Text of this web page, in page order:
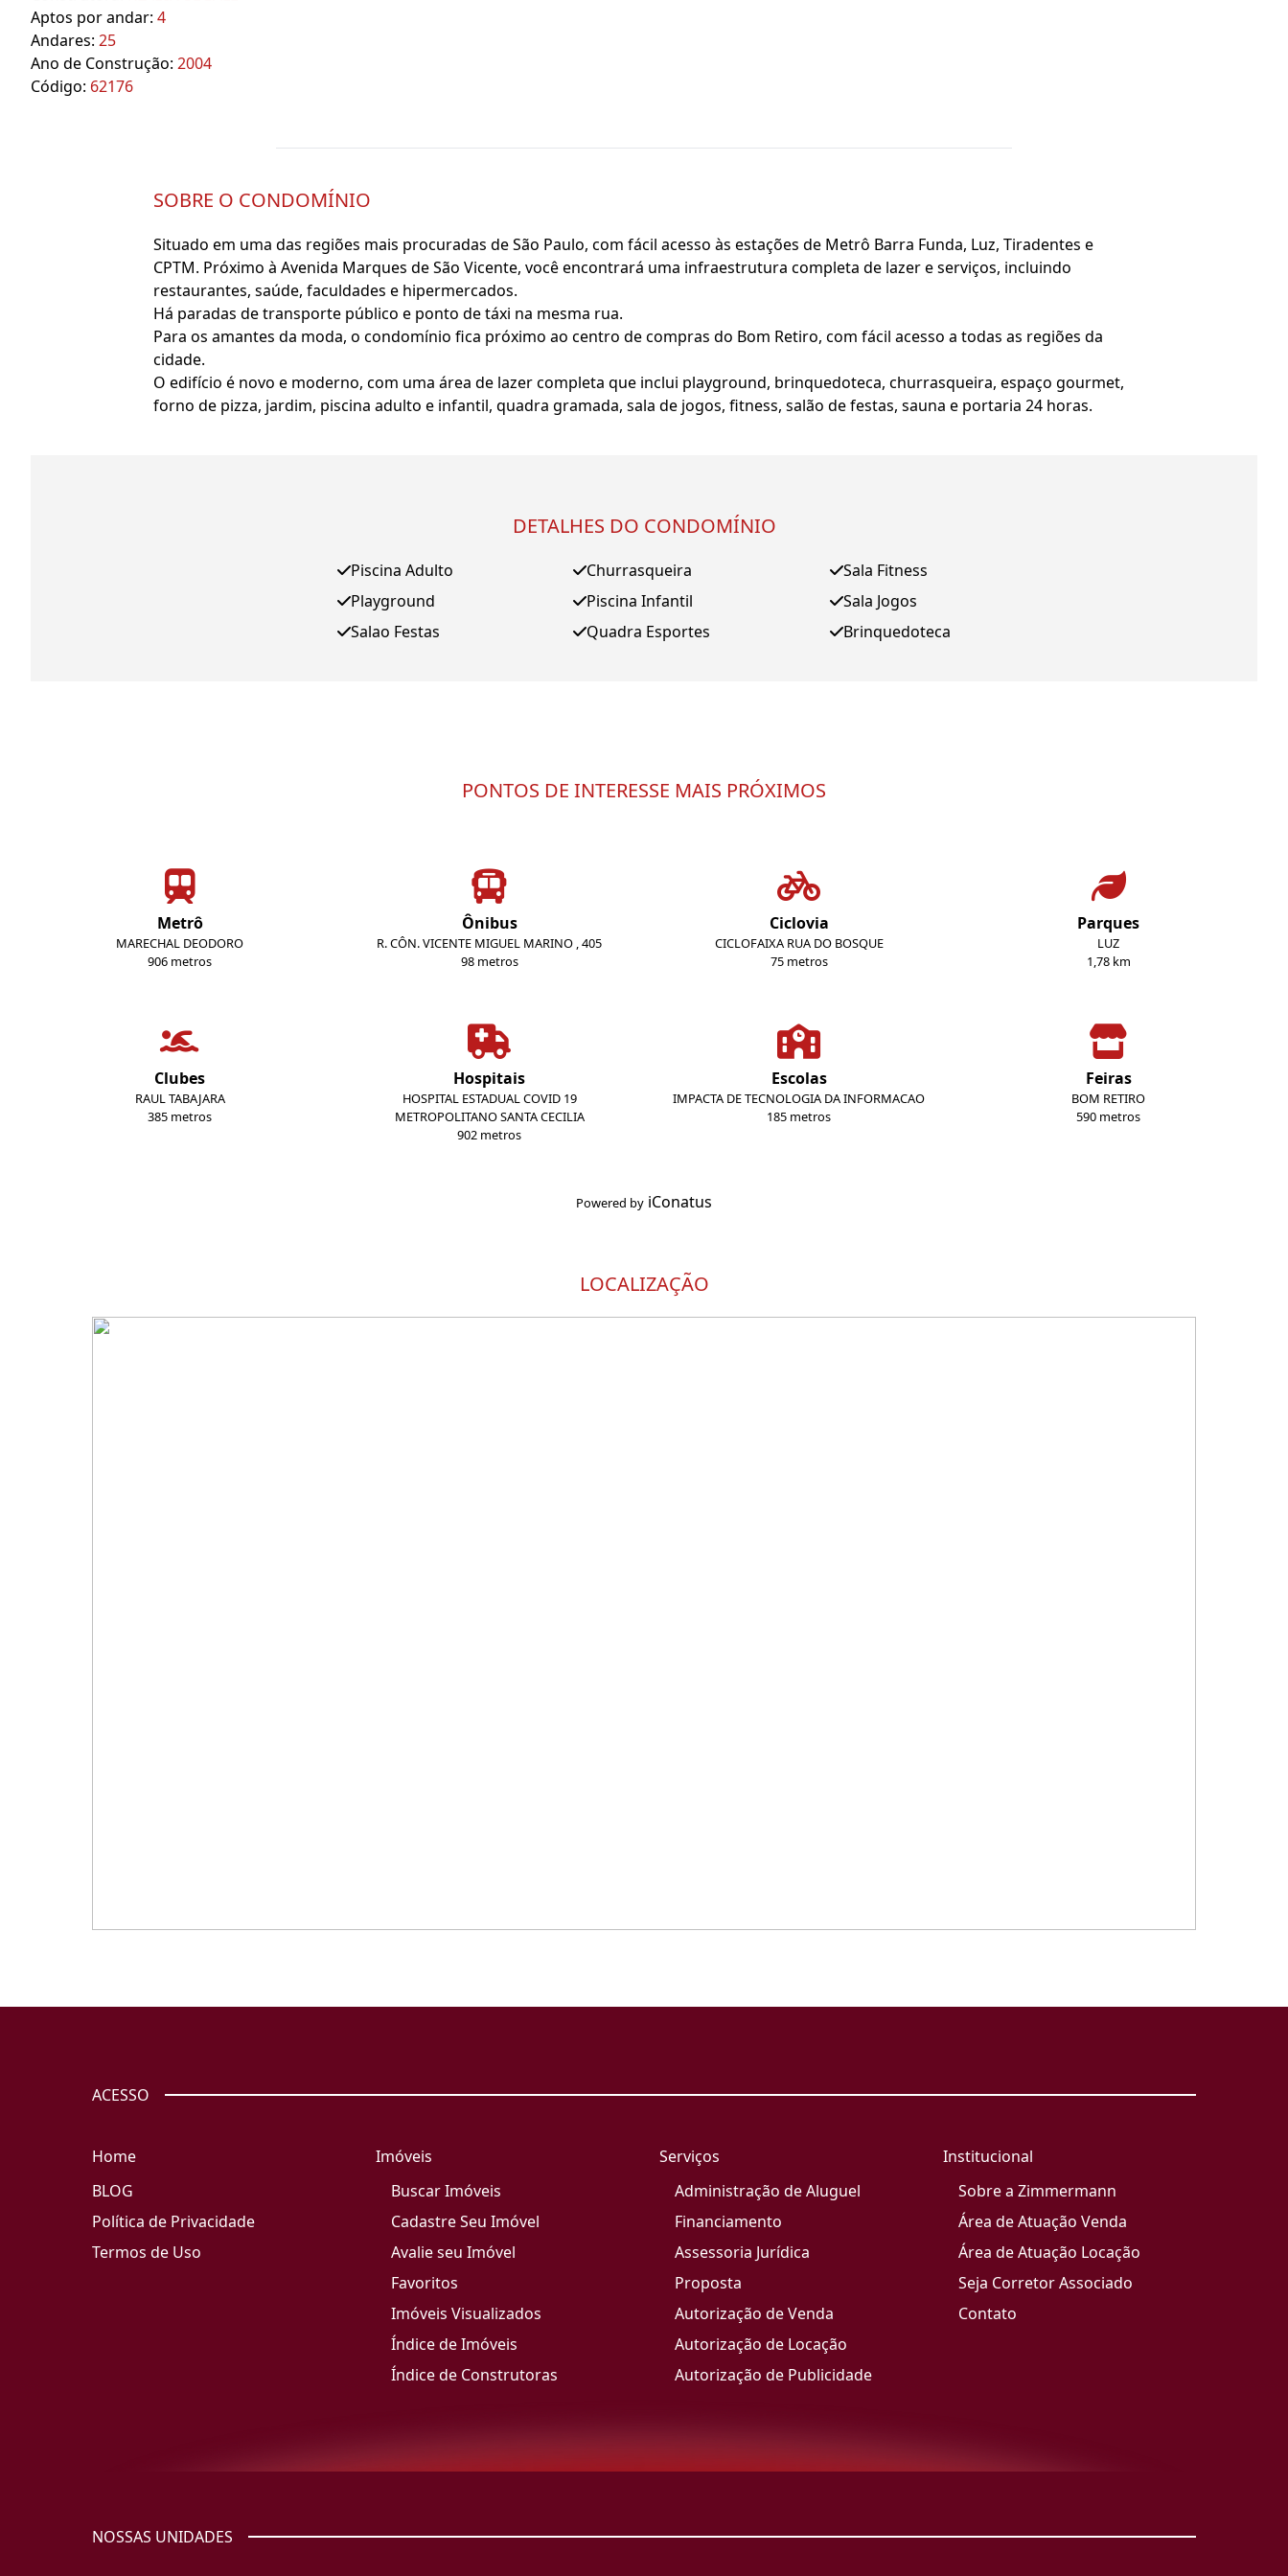
Aptos por andar: 4
Andares: 25
Ano de Construção: 2004
Código: 62176
SOBRE O CONDOMÍNIO
Situado em uma das regiões mais procuradas de São Paulo, com fácil acesso às estações de Metrô Barra Funda, Luz, Tiradentes e
CPTM. Próximo à Avenida Marques de São Vicente, você encontrará uma infraestrutura completa de lazer e serviços, incluindo
restaurantes, saúde, faculdades e hipermercados.
Há paradas de transporte público e ponto de táxi na mesma rua.
Para os amantes da moda, o condomínio fica próximo ao centro de compras do Bom Retiro, com fácil acesso a todas as regiões da
cidade.
O edifício é novo e moderno, com uma área de lazer completa que inclui playground, brinquedoteca, churrasqueira, espaço gourmet,
forno de pizza, jardim, piscina adulto e infantil, quadra gramada, sala de jogos, fitness, salão de festas, sauna e portaria 24 horas.
DETALHES DO CONDOMÍNIO
Piscina Adulto
Playground
Salao Festas
Churrasqueira
Piscina Infantil
Quadra Esportes
Sala Fitness
Sala Jogos
Brinquedoteca
PONTOS DE INTERESSE MAIS PRÓXIMOS
Metrô
MARECHAL DEODORO
906 metros
Ônibus
R. CÔN. VICENTE MIGUEL MARINO , 405
98 metros
Ciclovia
CICLOFAIXA RUA DO BOSQUE
75 metros
Parques
LUZ
1,78 km
Clubes
RAUL TABAJARA
385 metros
Hospitais
HOSPITAL ESTADUAL COVID 19
METROPOLITANO SANTA CECILIA
902 metros
Escolas
IMPACTA DE TECNOLOGIA DA INFORMACAO
185 metros
Feiras
BOM RETIRO
590 metros
Powered by iConatus
LOCALIZAÇÃO
ACESSO
Home
BLOG
Política de Privacidade
Termos de Uso
Imóveis
Buscar Imóveis
Cadastre Seu Imóvel
Avalie seu Imóvel
Favoritos
Imóveis Visualizados
Índice de Imóveis
Índice de Construtoras
Serviços
Administração de Aluguel
Financiamento
Assessoria Jurídica
Proposta
Autorização de Venda
Autorização de Locação
Autorização de Publicidade
Institucional
Sobre a Zimmermann
Área de Atuação Venda
Área de Atuação Locação
Seja Corretor Associado
Contato
NOSSAS UNIDADES